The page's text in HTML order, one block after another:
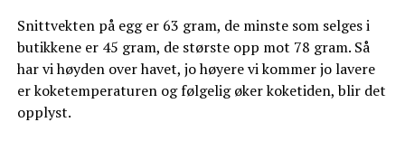
Snittvekten på egg er 63 gram, de minste som selges i
butikkene er 45 gram, de største opp mot 78 gram. Så
har vi høyden over havet, jo høyere vi kommer jo lavere
er koketemperaturen og følgelig øker koketiden, blir det
opplyst.